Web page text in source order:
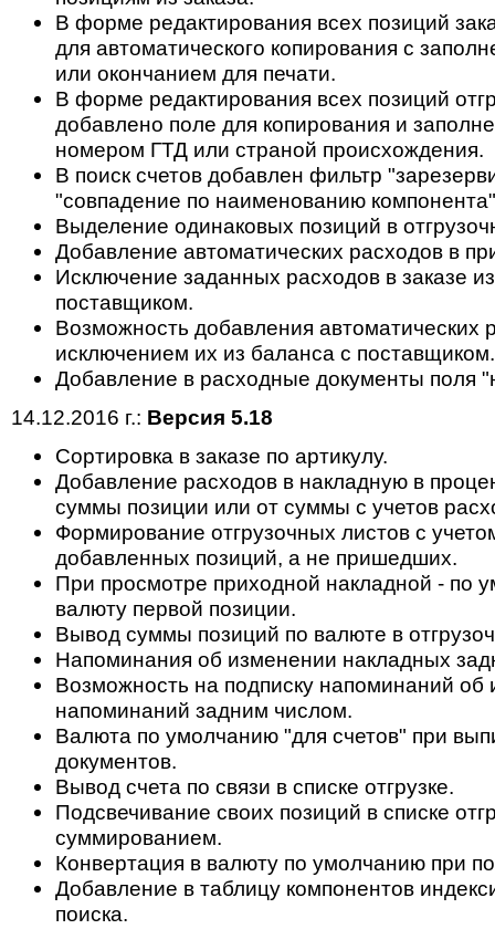
В форме редактирования всех позиций
для автоматического копирования с
или окончанием для печати.
В форме редактирования всех позиций
добавлено поле для копирования и
номером ГТД или страной происхождения.
В поиск счетов добавлен фильтр
"совпадение по наименованию
Выделение одинаковых позиций в
Добавление автоматических расходов в
Исключение заданных расходов в заказе
поставщиком.
Возможность добавления автоматических
исключением их из баланса с поставщиком.
Добавление в расходные документы поля
14.12.2016 г.: Версия 5.18
Cортировка в заказе по артикулу.
Добавление расходов в накладную в
суммы позиции или от суммы с учетов
Формирование отгрузочных листов с
добавленных позиций, а не пришедших.
При просмотре приходной накладной - по
валюту первой позиции.
Вывод суммы позиций по валюте в
Напоминания об изменении накладных
Возможность на подписку напоминаний об
напоминаний задним числом.
Валюта по умолчанию "для счетов" при
документов.
Вывод счета по связи в списке отгрузке.
Подсвечивание своих позиций в списке
суммированием.
Конвертация в валюту по умолчанию при
Добавление в таблицу компонентов
поиска.